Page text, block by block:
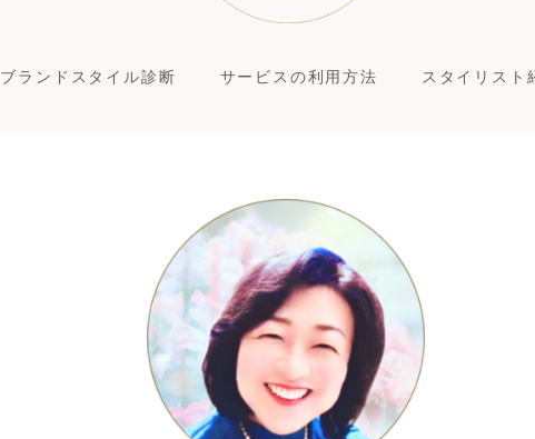
ブランドスタイル診断 サービスの利用方法 スタイリスト